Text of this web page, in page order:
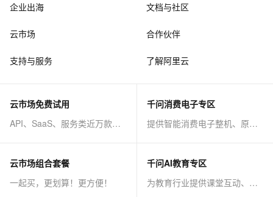
企业出海 文档与社区
云市场 合作伙伴
支持与服务 了解阿里云
云市场免费试用
API、SaaS、服务类近万款商品免费试！
千问消费电子专区
提供智能消费电子整机、原子能力等AI方案
云市场组合套餐
一起买，更划算！更方便！
千问AI教育专区
为教育行业提供课堂互动、课程制作等AI方案